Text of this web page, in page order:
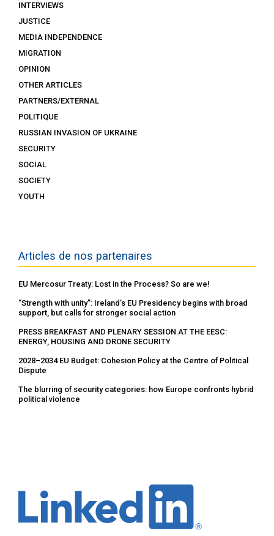
INTERVIEWS
JUSTICE
MEDIA INDEPENDENCE
MIGRATION
OPINION
OTHER ARTICLES
PARTNERS/EXTERNAL
POLITIQUE
RUSSIAN INVASION OF UKRAINE
SECURITY
SOCIAL
SOCIETY
YOUTH
Articles de nos partenaires
EU Mercosur Treaty: Lost in the Process? So are we!
“Strength with unity”: Ireland’s EU Presidency begins with broad
support, but calls for stronger social action
PRESS BREAKFAST AND PLENARY SESSION AT THE EESC:
ENERGY, HOUSING AND DRONE SECURITY
2028–2034 EU Budget: Cohesion Policy at the Centre of Political
Dispute
The blurring of security categories: how Europe confronts hybrid
political violence